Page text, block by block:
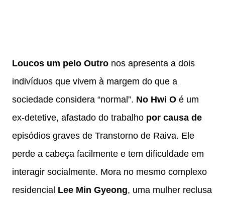
Loucos um pelo Outro nos apresenta a dois
indivíduos que vivem à margem do que a
sociedade considera “normal”. No Hwi O é um
ex-detetive, afastado do trabalho por causa de
episódios graves de Transtorno de Raiva. Ele
perde a cabeça facilmente e tem dificuldade em
interagir socialmente. Mora no mesmo complexo
residencial Lee Min Gyeong, uma mulher reclusa